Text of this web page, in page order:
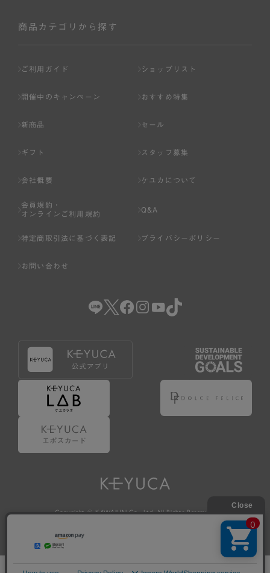
商品カテゴリから探す
ご利用ガイド ショップリスト
開催中のキャンペーン おすすめ特集
新商品 セール
ギフト スタッフ募集
会社概要 ケユカについて
会員規約・
オンラインご利用規約
Q&A
特定商取引法に基づく表記 プライバシーポリシー
お問い合わせ
Copyright © KAWAJUN Co., Ltd. All Rights Reserved.